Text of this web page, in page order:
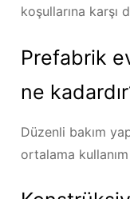
koşullarına karşı
Prefabrik
ne
Düzenli bakım
ortalama